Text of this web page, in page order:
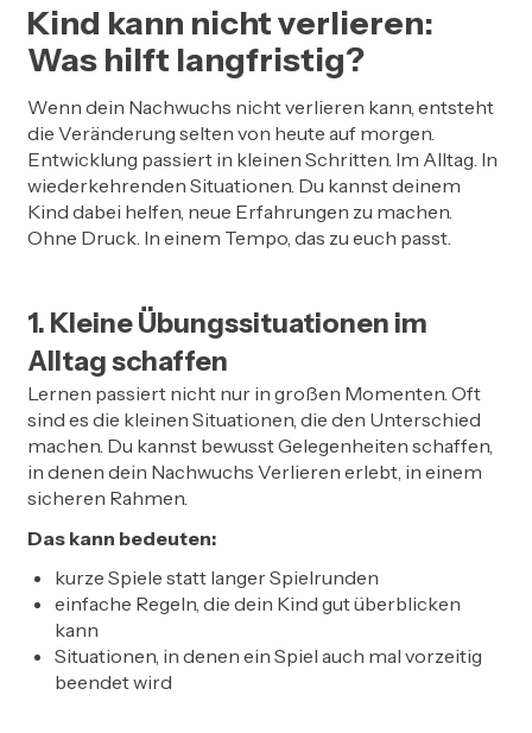
Kind kann nicht verlieren:
Was hilft langfristig?
Wenn dein Nachwuchs nicht verlieren kann, entsteht
die Veränderung selten von heute auf morgen.
Entwicklung passiert in kleinen Schritten. Im Alltag. In
wiederkehrenden Situationen. Du kannst deinem
Kind dabei helfen, neue Erfahrungen zu machen.
Ohne Druck. In einem Tempo, das zu euch passt.
1. Kleine Übungssituationen im
Alltag schaffen
Lernen passiert nicht nur in großen Momenten. Oft
sind es die kleinen Situationen, die den Unterschied
machen. Du kannst bewusst Gelegenheiten schaffen,
in denen dein Nachwuchs Verlieren erlebt, in einem
sicheren Rahmen.
Das kann bedeuten:
kurze Spiele statt langer Spielrunden
einfache Regeln, die dein Kind gut überblicken
kann
Situationen, in denen ein Spiel auch mal vorzeitig
beendet wird